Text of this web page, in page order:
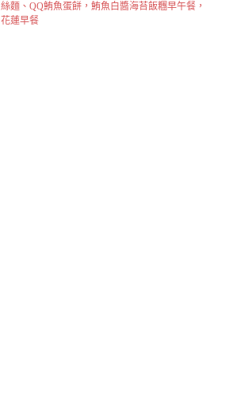
絲麵、QQ鮪魚蛋餅，鮪魚白醬海苔飯糰早午餐，
花蓮早餐